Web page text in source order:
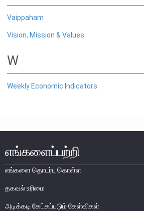
ஆராய்ச்சி
ஆராய்ச்சி
ஆராய்ச்சி மாநாட்டு நடைமுறைகள்
Vaippaham
Vision, Mission & Values
W
Weekly Economic Indicators
எங்களைப்பற்றி
எங்களை தொடர்பு கொள்ள
தகவல் உரிமை
அடிக்கடி கேட்கப்படும் கேள்விகள்